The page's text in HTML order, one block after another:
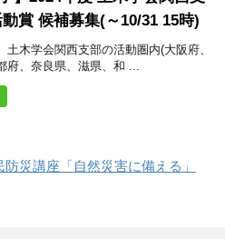
賞 候補募集(～10/31 15時)
木学会関西支部の活動圏内(大阪府、
府、奈良県、滋県、和 ...
災講座「自然災害に備える」